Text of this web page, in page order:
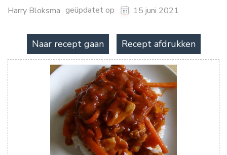
Harry Bloksma geüpdatet op 15 juni 2021
Naar recept gaan Recept afdrukken